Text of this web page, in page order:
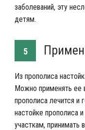
заболеваний, эту
детям.
5
Из прополиса
Можно применять ее
прополиса лечится и
настойке прополиса
участкам, принимать